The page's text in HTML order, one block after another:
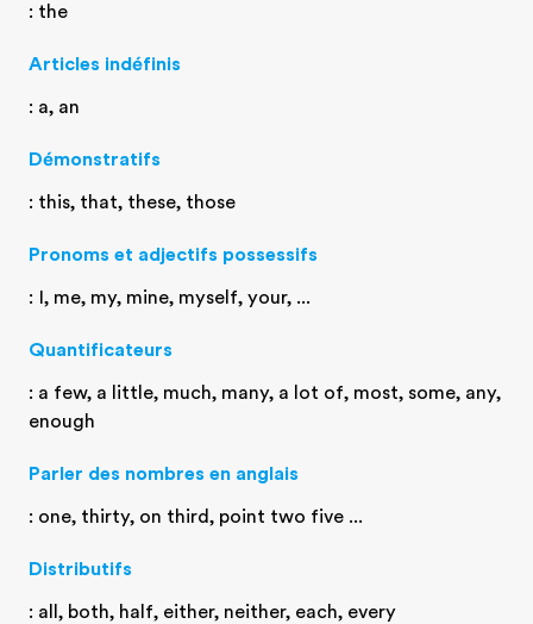
: the
Articles indéfinis
: a, an
Démonstratifs
: this, that, these, those
Pronoms et adjectifs possessifs
: I, me, my, mine, myself, your, ...
Quantificateurs
: a few, a little, much, many, a lot of, most, some, any,
enough
Parler des nombres en anglais
: one, thirty, on third, point two five ...
Distributifs
: all, both, half, either, neither, each, every